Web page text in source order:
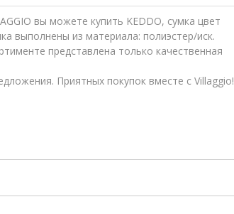
вы можете купить KEDDO, сумка цвет
выполнены из материала: полиэстер/иск.
представлена только качественная
Приятных покупок вместе с Villaggio!